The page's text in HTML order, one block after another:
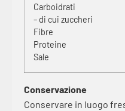
Carboidrati
– di cui zuccheri
Fibre
Proteine
Sale
Conservazione
Conservare in luogo